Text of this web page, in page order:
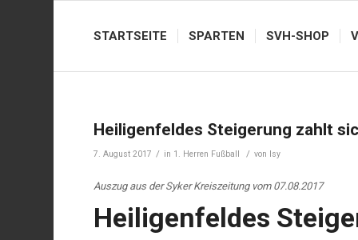
STARTSEITE SPARTEN SVH-SHOP
Heiligenfeldes Steigerung zahlt
7. August 2017 / in 1. Herren Fußball / von Isy
Auszug aus der Syker Kreiszeitung vom 07.08.2017
Heiligenfeldes